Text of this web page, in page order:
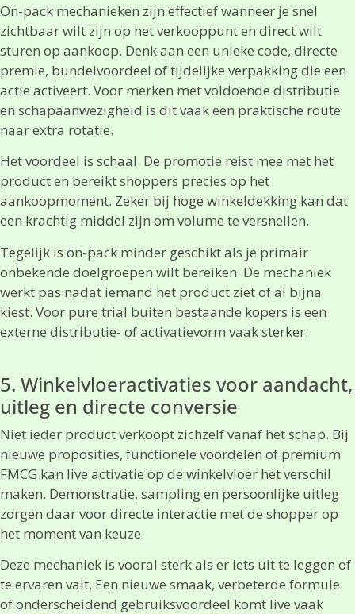
On-pack mechanieken zijn effectief wanneer je snel
zichtbaar wilt zijn op het verkooppunt en direct wilt
sturen op aankoop. Denk aan een unieke code, directe
premie, bundelvoordeel of tijdelijke verpakking die een
actie activeert. Voor merken met voldoende distributie
en schapaanwezigheid is dit vaak een praktische route
naar extra rotatie.
Het voordeel is schaal. De promotie reist mee met het
product en bereikt shoppers precies op het
aankoopmoment. Zeker bij hoge winkeldekking kan dat
een krachtig middel zijn om volume te versnellen.
Tegelijk is on-pack minder geschikt als je primair
onbekende doelgroepen wilt bereiken. De mechaniek
werkt pas nadat iemand het product ziet of al bijna
kiest. Voor pure trial buiten bestaande kopers is een
externe distributie- of activatievorm vaak sterker.
5. Winkelvloeractivaties voor aandacht,
uitleg en directe conversie
Niet ieder product verkoopt zichzelf vanaf het schap. Bij
nieuwe proposities, functionele voordelen of premium
FMCG kan live activatie op de winkelvloer het verschil
maken. Demonstratie, sampling en persoonlijke uitleg
zorgen daar voor directe interactie met de shopper op
het moment van keuze.
Deze mechaniek is vooral sterk als er iets uit te leggen of
te ervaren valt. Een nieuwe smaak, verbeterde formule
of onderscheidend gebruiksvoordeel komt live vaak